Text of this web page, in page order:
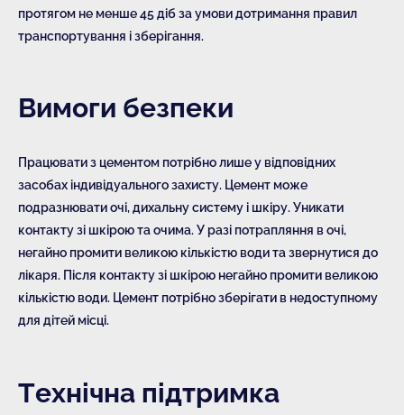
протягом не менше 45 діб за умови дотримання правил
транспортування і зберігання.
Вимоги безпеки
Працювати з цементом потрібно лише у відповідних
засобах індивідуального захисту. Цемент може
подразнювати очі, дихальну систему і шкіру. Уникати
контакту зі шкірою та очима. У разі потрапляння в очі,
негайно промити великою кількістю води та звернутися до
лікаря. Після контакту зі шкірою негайно промити великою
кількістю води. Цемент потрібно зберігати в недоступному
для дітей місці.
Технічна підтримка